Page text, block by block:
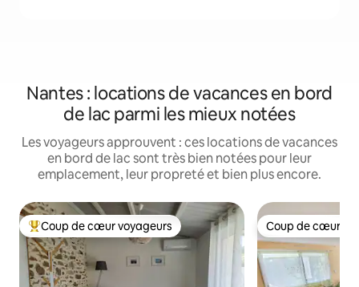
Nantes : locations de vacances en bord
de lac parmi les mieux notées
Les voyageurs approuvent : ces locations de vacances
en bord de lac sont très bien notées pour leur
emplacement, leur propreté et bien plus encore.
Coups de cœur voyageurs les plus appréciés
Coup de cœur voyageurs Coup de cœur
Coup de cœur